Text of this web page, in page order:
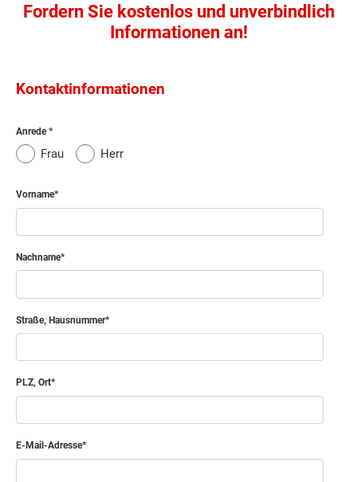
Fordern Sie kostenlos und unverbindlich
Informationen an!
Kontaktinformationen
Anrede
Frau Herr
Vorname
Nachname
Straße, Hausnummer
PLZ, Ort
E-Mail-Adresse